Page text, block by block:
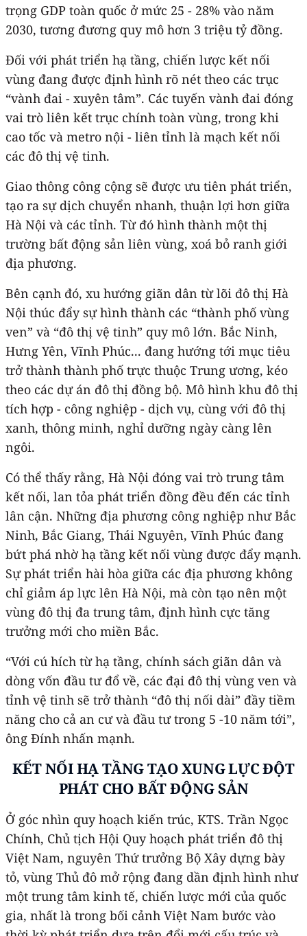
trọng GDP toàn quốc ở mức 25 - 28% vào năm
2030, tương đương quy mô hơn 3 triệu tỷ đồng.
Đối với phát triển hạ tầng, chiến lược kết nối
vùng đang được định hình rõ nét theo các trục
“vành đai - xuyên tâm”. Các tuyến vành đai đóng
vai trò liên kết trục chính toàn vùng, trong khi
cao tốc và metro nội - liên tỉnh là mạch kết nối
các đô thị vệ tinh.
Giao thông công cộng sẽ được ưu tiên phát triển,
tạo ra sự dịch chuyển nhanh, thuận lợi hơn giữa
Hà Nội và các tỉnh. Từ đó hình thành một thị
trường bất động sản liên vùng, xoá bỏ ranh giới
địa phương.
Bên cạnh đó, xu hướng giãn dân từ lõi đô thị Hà
Nội thúc đẩy sự hình thành các “thành phố vùng
ven” và “đô thị vệ tinh” quy mô lớn. Bắc Ninh,
Hưng Yên, Vĩnh Phúc... đang hướng tới mục tiêu
trở thành thành phố trực thuộc Trung ương, kéo
theo các dự án đô thị đồng bộ. Mô hình khu đô thị
tích hợp - công nghiệp - dịch vụ, cùng với đô thị
xanh, thông minh, nghỉ dưỡng ngày càng lên
ngôi.
Có thể thấy rằng, Hà Nội đóng vai trò trung tâm
kết nối, lan tỏa phát triển đồng đều đến các tỉnh
lân cận. Những địa phương công nghiệp như Bắc
Ninh, Bắc Giang, Thái Nguyên, Vĩnh Phúc đang
bứt phá nhờ hạ tầng kết nối vùng được đẩy mạnh.
Sự phát triển hài hòa giữa các địa phương không
chỉ giảm áp lực lên Hà Nội, mà còn tạo nên một
vùng đô thị đa trung tâm, định hình cực tăng
trưởng mới cho miền Bắc.
“Với cú hích từ hạ tầng, chính sách giãn dân và
dòng vốn đầu tư đổ về, các đại đô thị vùng ven và
tỉnh vệ tinh sẽ trở thành “đô thị nối dài” đầy tiềm
năng cho cả an cư và đầu tư trong 5 -10 năm tới”,
ông Đính nhấn mạnh.
KẾT NỐI HẠ TẦNG TẠO XUNG LỰC ĐỘT
PHÁT CHO BẤT ĐỘNG SẢN
Ở góc nhìn quy hoạch kiến trúc, KTS. Trần Ngọc
Chính, Chủ tịch Hội Quy hoạch phát triển đô thị
Việt Nam, nguyên Thứ trưởng Bộ Xây dựng bày
tỏ, vùng Thủ đô mở rộng đang dần định hình như
một trung tâm kinh tế, chiến lược mới của quốc
gia, nhất là trong bối cảnh Việt Nam bước vào